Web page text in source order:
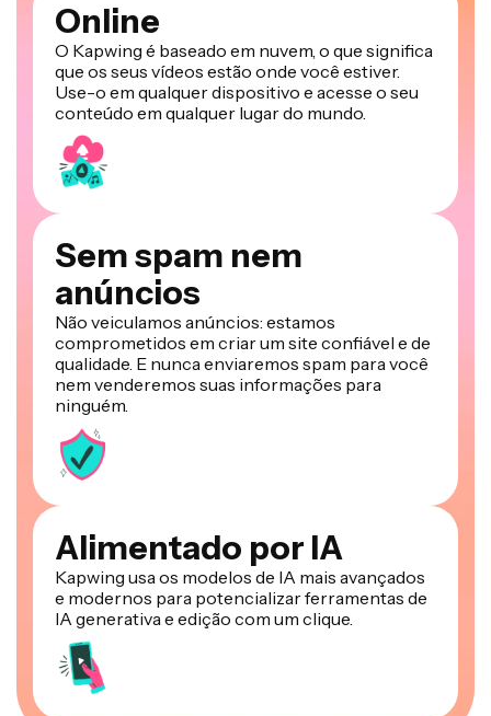
Online
O Kapwing é baseado em nuvem, o que significa
que os seus vídeos estão onde você estiver.
Use-o em qualquer dispositivo e acesse o seu
conteúdo em qualquer lugar do mundo.
Sem spam nem
anúncios
Não veiculamos anúncios: estamos
comprometidos em criar um site confiável e de
qualidade. E nunca enviaremos spam para você
nem venderemos suas informações para
ninguém.
Alimentado por IA
Kapwing usa os modelos de IA mais avançados
e modernos para potencializar ferramentas de
IA generativa e edição com um clique.